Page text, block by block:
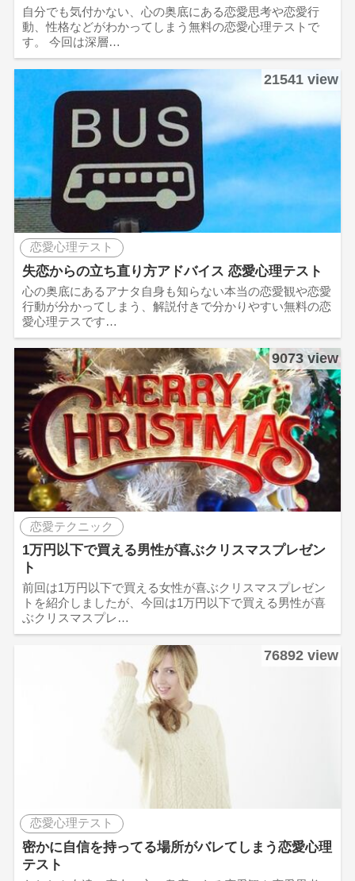
自分でも気付かない、心の奥底にある恋愛思考や恋愛行
動、性格などがわかってしまう無料の恋愛心理テストで
す。 今回は深層…
21541 view
恋愛心理テスト
失恋からの立ち直り方アドバイス 恋愛心理テスト
心の奥底にあるアナタ自身も知らない本当の恋愛観や恋愛
行動が分かってしまう、解説付きで分かりやすい無料の恋
愛心理テスです…
9073 view
恋愛テクニック
1万円以下で買える男性が喜ぶクリスマスプレゼン
ト
前回は1万円以下で買える女性が喜ぶクリスマスプレゼン
トを紹介しましたが、今回は1万円以下で買える男性が喜
ぶクリスマスプレ…
76892 view
恋愛心理テスト
密かに自信を持ってる場所がバレてしまう恋愛心理
テスト